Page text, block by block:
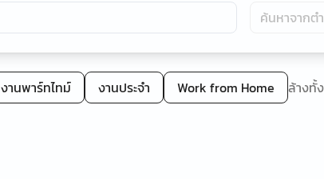
งานพาร์ทไทม์ งานประจำ Work from Home ล้างทั้